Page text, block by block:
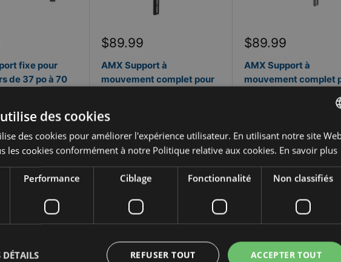
fixe pour
de 37 po à 70
Flexiti
En savoir plus
disponibilité
Prix
$89.99
AMX Support à
mouvement complet pour
En stock
Financement Flexiti
disponible.En savoir plus
Prix
$89.99
AMX Support à
mouvement complet
En stock
Financement Flexiti
disponible.En savoir plus
En Inventaire
des cookies
des cookies pour améliorer l'expérience utilisateur. En utilisant notre site
les cookies conformément à notre Politique relative aux cookies. En savoir plus
Performance Ciblage Fonctionnalité Non classifiés
ACCEPTER TOUT
REFUSER TOUT
DÉTAILS